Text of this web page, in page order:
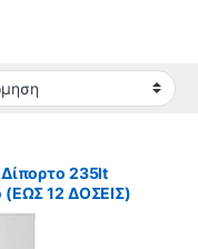
235lt
12 ΔΟΣΕΙΣ)